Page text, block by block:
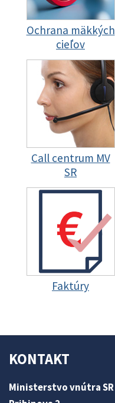
Ochrana mäkkých
cieľov
Call centrum MV
SR
Faktúry
KONTAKT
Ministerstvo vnútra SR